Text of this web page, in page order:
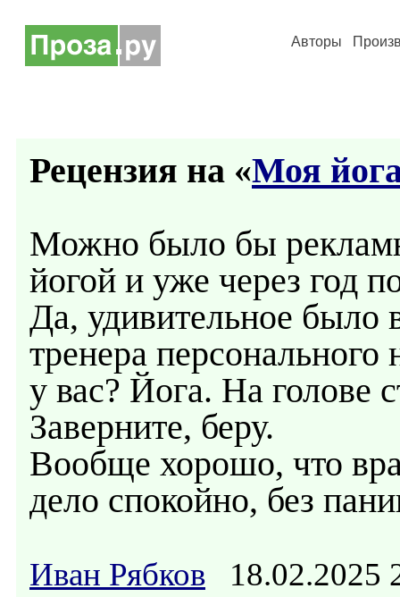
Авторы
Рецензия на «Моя
Можно было бы
йогой и уже через год
Да, удивительное было
тренера персонального
у вас? Йога. На голове
Заверните, беру.
Вообще хорошо, что
дело спокойно, без
Иван Рябков